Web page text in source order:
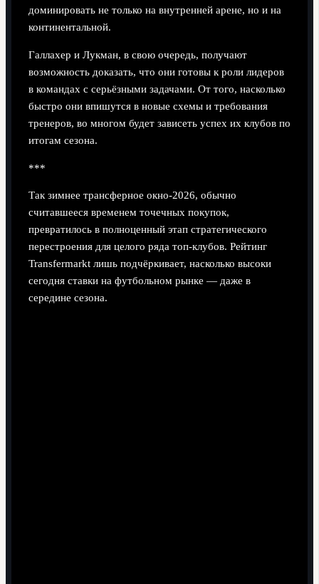
доминировать не только на внутренней арене, но и на
континентальной.
Галлахер и Лукман, в свою очередь, получают
возможность доказать, что они готовы к роли лидеров
в командах с серьёзными задачами. От того, насколько
быстро они впишутся в новые схемы и требования
тренеров, во многом будет зависеть успех их клубов по
итогам сезона.
***
Так зимнее трансферное окно-2026, обычно
считавшееся временем точечных покупок,
превратилось в полноценный этап стратегического
перестроения для целого ряда топ-клубов. Рейтинг
Transfermarkt лишь подчёркивает, насколько высоки
сегодня ставки на футбольном рынке — даже в
середине сезона.